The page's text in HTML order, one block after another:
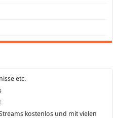
etc.
kostenlos und mit vielen